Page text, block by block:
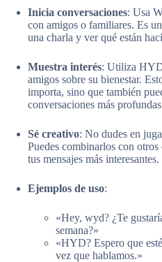
Inicia conversaciones: Usa
con amigos o familiares. Es
una charla y ver qué están
Muestra interés: Utiliza
amigos sobre su bienestar.
importa, sino que también
conversaciones más
Sé creativo: No dudes en
Puedes combinarlos con
tus mensajes más interesantes.
Ejemplos de uso:
«Hey, wyd? ¿Te
semana?»
«HYD? Espero que
vez que hablamos.»